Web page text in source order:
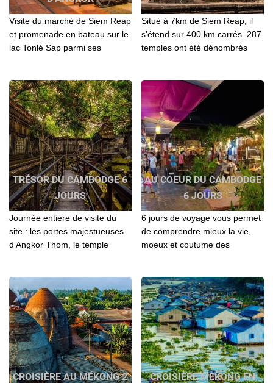
Visite du marché de Siem Reap
et promenade en bateau sur le
lac Tonlé Sap parmi ses
Situé à 7km de Siem Reap, il
s'étend sur 400 km carrés. 287
temples ont été dénombrés
9e au 13e siècle
TRÉSOR DU CAMBODGE 6
JOURS
Journée entière de visite du
site : les portes majestueuses
d’Angkor Thom, le temple
forêt tropicale
AU COEUR DU CAMBODGE
6 JOURS
6 jours de voyage vous permet
de comprendre mieux la vie,
moeux et coutume des
sites principeaux
CROISIÈRE AU MÉKONG 2
CROISIÈRE MEKONG EN